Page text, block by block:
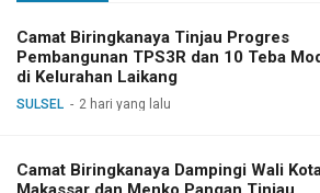
Camat Biringkanaya Tinjau Progres
Pembangunan TPS3R dan 10 Teba
di Kelurahan Laikang
SULSEL 2 hari yang lalu
Camat Biringkanaya Dampingi Wali